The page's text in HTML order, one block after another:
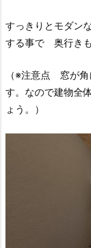
すっきりとモダン
する事で 奥行きも
（※注意点 窓が
す。なので建物全
ょう。）